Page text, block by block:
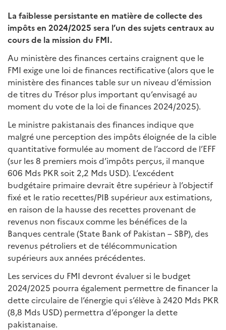
La faiblesse persistante en matière de collecte des
impôts en 2024/2025 sera l’un des sujets centraux au
cours de la mission du FMI.
Au ministère des finances certains craignent que le
FMI exige une loi de finances rectificative (alors que le
ministère des finances table sur un niveau d’émission
de titres du Trésor plus important qu’envisagé au
moment du vote de la loi de finances 2024/2025).
Le ministre pakistanais des finances indique que
malgré une perception des impôts éloignée de la cible
quantitative formulée au moment de l’accord de l’EFF
(sur les 8 premiers mois d’impôts perçus, il manque
606 Mds PKR soit 2,2 Mds USD). L’excédent
budgétaire primaire devrait être supérieur à l’objectif
fixé et le ratio recettes/PIB supérieur aux estimations,
en raison de la hausse des recettes provenant de
revenus non fiscaux comme les bénéfices de la
Banques centrale (State Bank of Pakistan – SBP), des
revenus pétroliers et de télécommunication
supérieurs aux années précédentes.
Les services du FMI devront évaluer si le budget
2024/2025 pourra également permettre de financer la
dette circulaire de l’énergie qui s’élève à 2420 Mds PKR
(8,8 Mds USD) permettra d’éponger la dette
pakistanaise.